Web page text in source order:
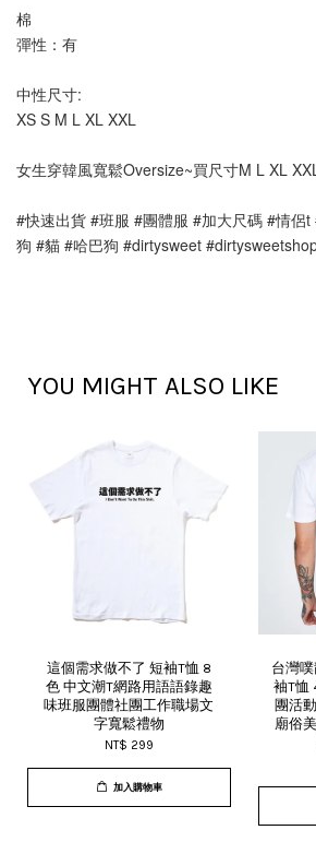
棉
彈性：有
中性尺寸:
XS S M L XL XXL
女生穿韓風寬鬆Oversize~買尺寸M L XL
#快速出貨 #班服 #團體服 #加大尺碼 #情侶
狗 #貓 #哈巴狗 #dirtysweet
YOU MIGHT ALSO LIKE
這個需求做不了 短袖T恤 8
色 中文潮T網路用語語錄趣
味班服團體社團工作職場文
字寬鬆禮物
NT$ 299
加入購物車
台灣
袖T恤
團活
廟俗